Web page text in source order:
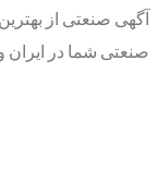
آگهی صنعتی از
صنعتی شما در ایران